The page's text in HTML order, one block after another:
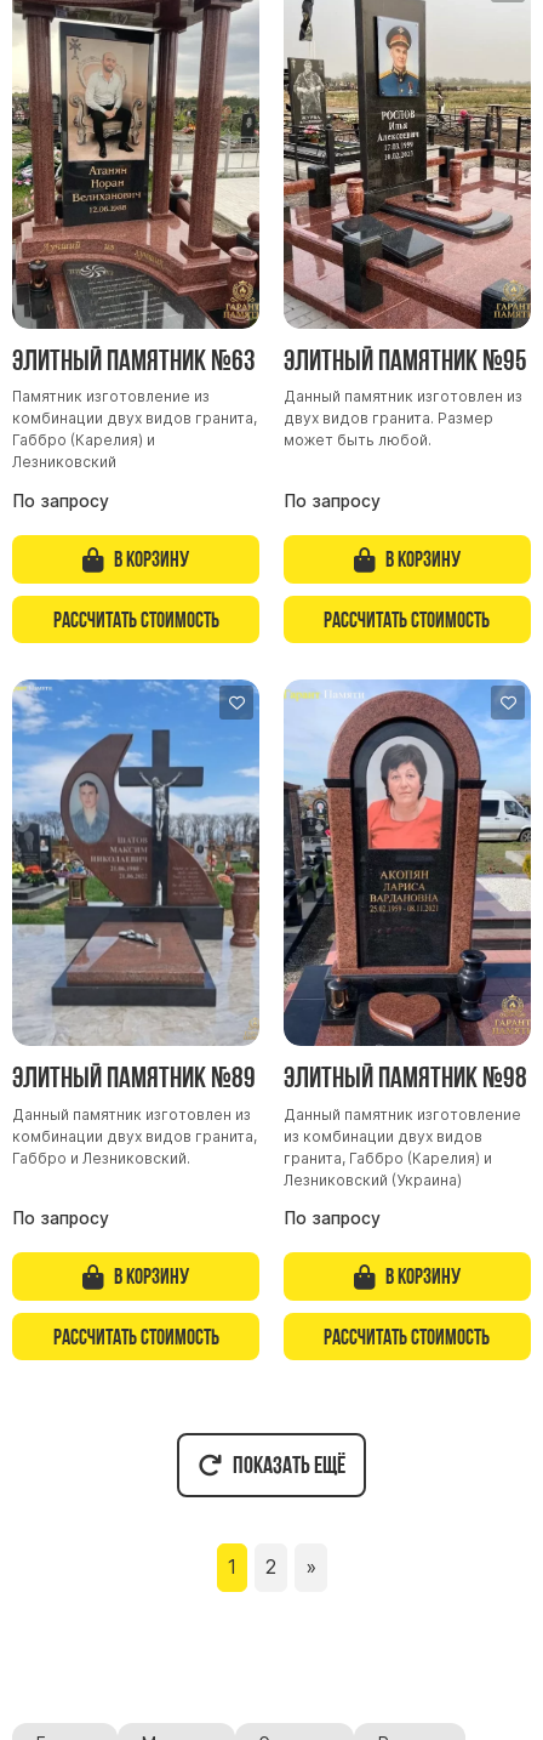
Элитный памятник №63
Памятник изготовление из
комбинации двух видов гранита,
Габбро (Карелия) и
Лезниковский
По запросу
В корзину
Рассчитать стоимость
Элитный памятник №95
Данный памятник изготовлен из
двух видов гранита. Размер
может быть любой.
По запросу
В корзину
Рассчитать стоимость
Элитный памятник №89
Данный памятник изготовлен из
комбинации двух видов гранита,
Габбро и Лезниковский.
По запросу
В корзину
Рассчитать стоимость
Элитный памятник №98
Данный памятник изготовление
из комбинации двух видов
гранита, Габбро (Карелия) и
Лезниковский (Украина)
По запросу
В корзину
Рассчитать стоимость
Показать ещё
1 2 »